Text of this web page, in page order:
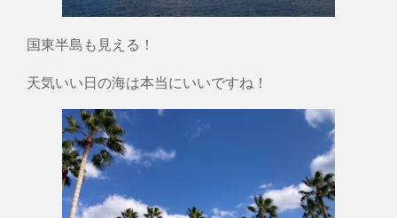
国東半島も見える！
天気いい日の海は本当にいいですね！